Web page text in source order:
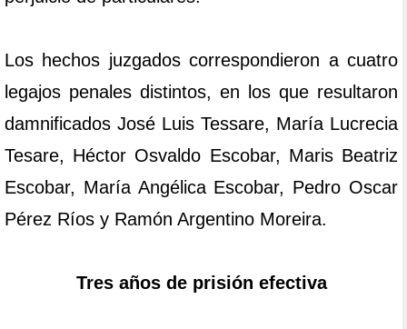
Los hechos juzgados correspondieron a cuatro
legajos penales distintos, en los que resultaron
damnificados José Luis Tessare, María Lucrecia
Tesare, Héctor Osvaldo Escobar, Maris Beatriz
Escobar, María Angélica Escobar, Pedro Oscar
Pérez Ríos y Ramón Argentino Moreira.
Tres años de prisión efectiva